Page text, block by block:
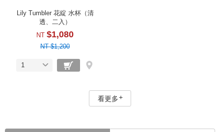
Lily Tumbler 花綻 水杯（清
透、二入）
NT $1,080
NT $1,200
1
看更多